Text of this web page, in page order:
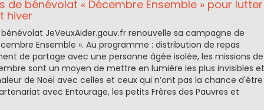
de bénévolat « Décembre Ensemble » pour lutter
hiver
JeVeuxAider.gouv.fr renouvelle sa campagne de
Ensemble ». Au programme : distribution de repas
de partage avec une personne âgée isolée, les missions de
sont un moyen de mettre en lumière les plus invisibles et
de Noël avec celles et ceux qui n’ont pas la chance d'être
avec Entourage, les petits Frères des Pauvres et